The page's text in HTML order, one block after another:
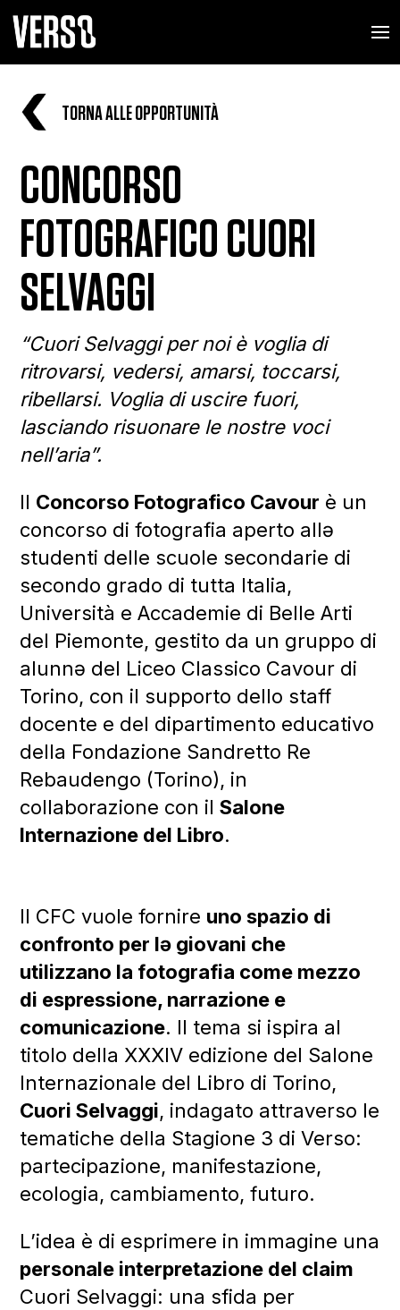
TORNA ALLE OPPORTUNITÀ
CONCORSO
FOTOGRAFICO CUORI
SELVAGGI
“Cuori Selvaggi per noi è voglia di
ritrovarsi, vedersi, amarsi, toccarsi,
ribellarsi. Voglia di uscire fuori,
lasciando risuonare le nostre voci
nell’aria”.
Il Concorso Fotografico Cavour è un
concorso di fotografia aperto allə
studenti delle scuole secondarie di
secondo grado di tutta Italia,
Università e Accademie di Belle Arti
del Piemonte, gestito da un gruppo di
alunnə del Liceo Classico Cavour di
Torino, con il supporto dello staff
docente e del dipartimento educativo
della Fondazione Sandretto Re
Rebaudengo (Torino), in
collaborazione con ilSalone
Internazione del Libro.
Il CFC vuole fornire uno spazio di
confronto per lə giovani che
utilizzano la fotografia come mezzo
di espressione, narrazione e
comunicazione. Il tema si ispira al
titolo della XXXIV edizione del Salone
Internazionale del Libro di Torino,
Cuori Selvaggi, indagato attraverso le
tematiche della Stagione 3 di Verso:
partecipazione, manifestazione,
ecologia, cambiamento, futuro.
L’idea è di esprimere in immagine una
personale interpretazione del claim
Cuori Selvaggi: una sfida per